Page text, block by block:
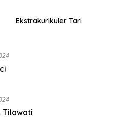
Ekstrakurikuler Tari
Tilawati